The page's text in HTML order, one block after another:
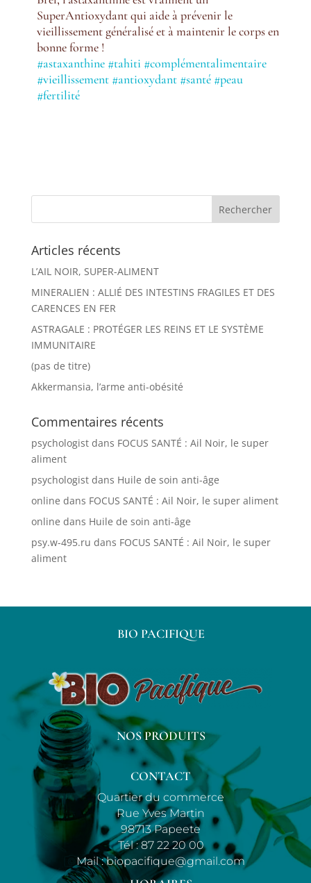
SuperAntioxydant qui aide à prévenir le
vieillissement généralisé et à maintenir le corps en
bonne forme !
#astaxanthine #tahiti #complémentalimentaire
#vieillissement #antioxydant #santé #peau
#fertilité
Articles récents
L’AIL NOIR, SUPER-ALIMENT
MINERALIEN : ALLIÉ DES INTESTINS FRAGILES ET DES
CARENCES EN FER
ASTRAGALE : PROTÉGER LES REINS ET LE SYSTÈME
IMMUNITAIRE
(pas de titre)
Akkermansia, l’arme anti-obésité
Commentaires récents
psychologistdans FOCUS SANTÉ : Ail Noir, le super
aliment
psychologistdans Huile de soin anti-âge
online dans FOCUS SANTÉ : Ail Noir, le super aliment
online dans Huile de soin anti-âge
psy.w-495.ru dans FOCUS SANTÉ : Ail Noir, le super
aliment
BIO PACIFIQUE
NOS PRODUITS
CONTACT
Quartier du commerce
Rue Yves Martin
98713 Papeete
Tél :87 22 20 00
Mail :biopacifique@gmail.com